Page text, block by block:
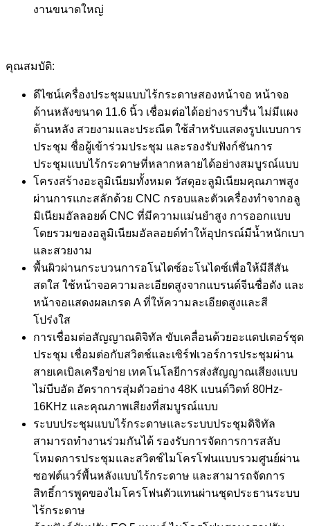
งานขนาดใหญ่
คุณสมบัติ:
ดีไซน์เครื่องประชุมแบบไร้กระดาษสองหน้าจอ หน้าจอ
ด้านหลังขนาด 11.6 นิ้ว เชื่อมต่อได้อย่างราบรื่น ไม่มีแผง
ด้านหลัง สวยงามและประณีต ใช้สำหรับแสดงรูปแบบการ
ประชุม ชื่อผู้เข้าร่วมประชุม และรองรับฟังก์ชันการ
ประชุมแบบไร้กระดาษที่หลากหลายได้อย่างสมบูรณ์แบบ
โครงสร้างอะลูมิเนียมทั้งหมด วัสดุอะลูมิเนียมคุณภาพสูง
ผ่านการแกะสลักด้วย CNC กรอบและตัวเครื่องทำจากอลู
มิเนียมอัลลอยด์ CNC ที่มีความแม่นยำสูง การออกแบบ
โดยรวมของอลูมิเนียมอัลลอยด์ทำให้อุปกรณ์มีน้ำหนักเบา
และสวยงาม
พื้นผิวผ่านกระบวนการอโนไดซ์อะโนไดซ์เพื่อให้มีสีสัน
สดใส ใช้หน้าจอความละเอียดสูงจากแบรนด์จีนชื่อดัง และ
หน้าจอแสดงผลเกรด A ที่ให้ความละเอียดสูงและสี
โปร่งใส
การเชื่อมต่อสัญญาณดิจิทัล ขับเคลื่อนด้วยอะแดปเตอร์ชุด
ประชุม เชื่อมต่อกับสวิตช์และเซิร์ฟเวอร์การประชุมผ่าน
สายเคเบิลเครือข่าย เทคโนโลยีการส่งสัญญาณเสียงแบบ
ไม่บีบอัด อัตราการสุ่มตัวอย่าง 48K แบนด์วิดท์ 80Hz-
16KHz และคุณภาพเสียงที่สมบูรณ์แบบ
ระบบประชุมแบบไร้กระดาษและระบบประชุมดิจิทัล
สามารถทำงานร่วมกันได้ รองรับการจัดการการสลับ
โหมดการประชุมและสวิตช์ไมโครโฟนแบบรวมศูนย์ผ่าน
ซอฟต์แวร์พื้นหลังแบบไร้กระดาษ และสามารถจัดการ
สิทธิ์การพูดของไมโครโฟนตัวแทนผ่านชุดประธานระบบ
ไร้กระดาษ